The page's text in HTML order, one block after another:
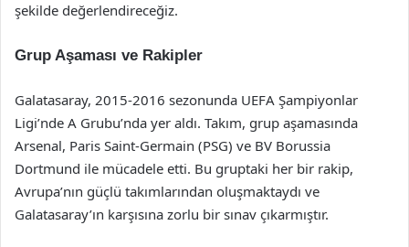
şekilde değerlendireceğiz.
Grup Aşaması ve Rakipler
Galatasaray, 2015-2016 sezonunda UEFA Şampiyonlar
Ligi’nde A Grubu’nda yer aldı. Takım, grup aşamasında
Arsenal, Paris Saint-Germain (PSG) ve BV Borussia
Dortmund ile mücadele etti. Bu gruptaki her bir rakip,
Avrupa’nın güçlü takımlarından oluşmaktaydı ve
Galatasaray’ın karşısına zorlu bir sınav çıkarmıştır.